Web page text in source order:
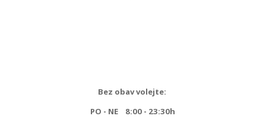
Bez obav volejte:
PO - NE 8:00 - 23:30h